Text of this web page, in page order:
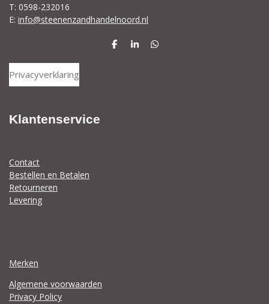
T: 0598-232016
E: info@steenenzandhandelnoord.nl
D
S
D
Privacyverklaring
Klantenservice
Contact
Bestellen en Betalen
Retourneren
Levering
Merken
Algemene voorwaarden
Privacy Policy